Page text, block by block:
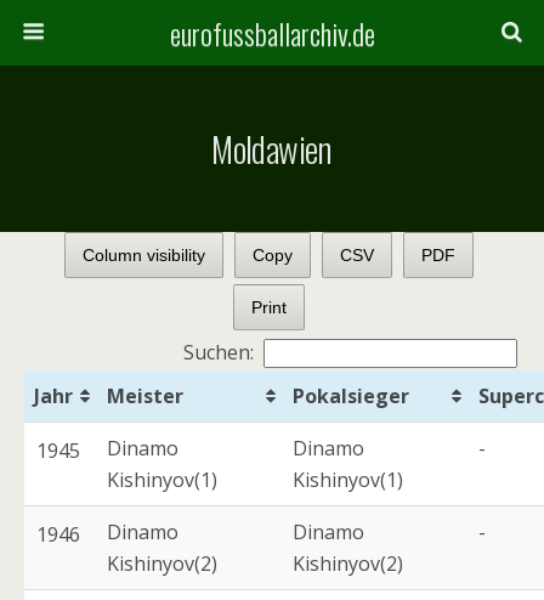
eurofussballarchiv.de
Moldawien
Column visibility Copy CSV PDF
Print
Suchen:
Jahr
Meister Pokalsieger
1945
Dinamo
Kishinyov(1)
Dinamo
Kishinyov(1)
-
1946
Dinamo
Kishinyov(2)
Dinamo
Kishinyov(2)
-